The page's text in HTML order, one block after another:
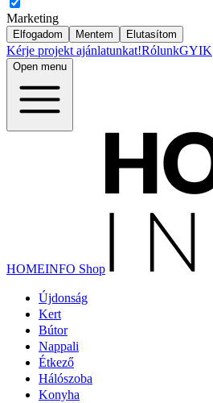
Marketing
Elfogadom Mentem Elutasítom
Kérje projekt ajánlatunkat!RólunkGYIK
Open menu
HOMEINFO Shop
Újdonság
Kert
Bútor
Nappali
Étkező
Hálószoba
Konyha